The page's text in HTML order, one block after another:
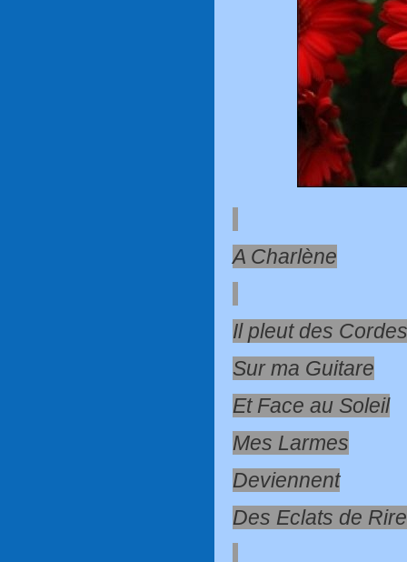
A Charlène
Il pleut des Cordes
Sur ma Guitare
Et Face au Soleil
Mes Larmes
Deviennent
Des Eclats de Rire